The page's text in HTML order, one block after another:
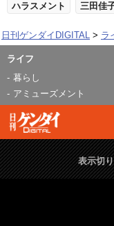
ハラスメント 三田佳
日刊ゲンダイDIGITAL ラ
ライフ
暮らし
アミューズメント
表示切